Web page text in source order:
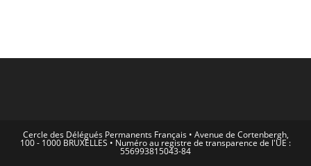
Cercle des Délégués Permanents Français • Avenue de Cortenbergh,
100 - 1000 BRUXELLES • Numéro au registre de transparence de l'UE :
556993815043-84